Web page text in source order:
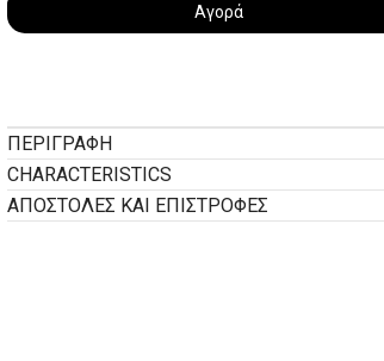
Αγορά
ΠΕΡΙΓΡΑΦΉ
CHARACTERISTICS
ΑΠΟΣΤΟΛΕΣ ΚΑΙ ΕΠΙΣΤΡΟΦΕΣ